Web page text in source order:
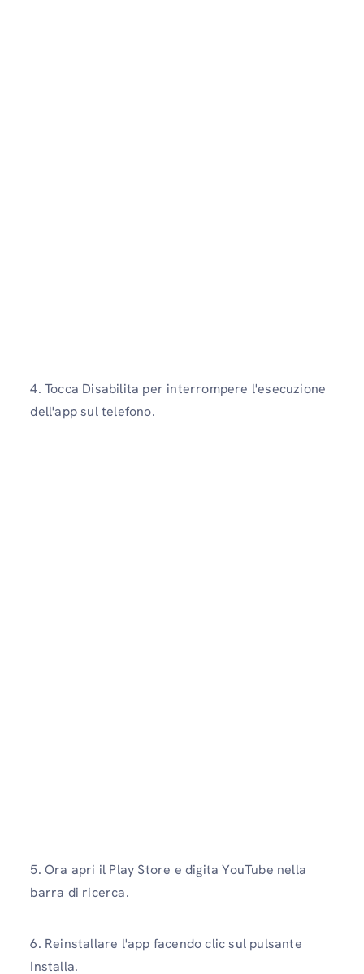
4. Tocca Disabilita per interrompere l'esecuzione
dell'app sul telefono.
5. Ora apri il Play Store e digita YouTube nella
barra di ricerca.
6. Reinstallare l'app facendo clic sul pulsante
Installa.